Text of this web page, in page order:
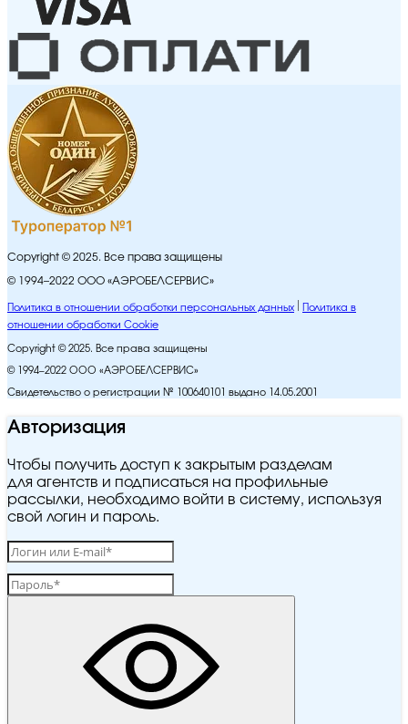
Copyright © 2025. Все права защищены
© 1994–2022 ООО «АЭРОБЕЛСЕРВИС»
Политика в отношении обработки персональных данных
Политика в
отношении обработки Cookie
Copyright © 2025. Все права защищены
© 1994–2022 ООО «АЭРОБЕЛСЕРВИС»
Свидетельство о регистрации № 100640101 выдано 14.05.2001
Авторизация
Чтобы получить доступ к закрытым разделам
для агентств и подписаться на профильные
рассылки, необходимо войти в систему, используя
свой логин и пароль.